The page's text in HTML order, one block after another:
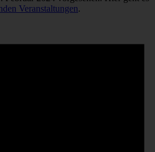
Veranstaltungen.